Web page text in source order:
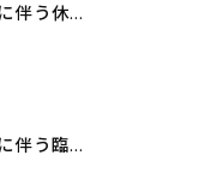
社員研修旅行に伴う休業期間延期のお知らせ
社員研修旅行に伴う臨時休業のお知らせ